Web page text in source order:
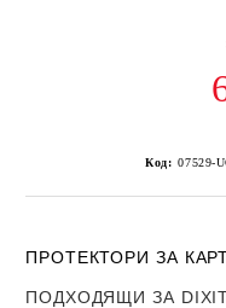
Код: 07529-
ПРОТЕКТОРИ ЗА
ПОДХОДЯЩИ ЗА